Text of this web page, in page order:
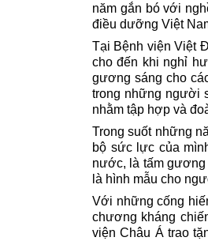
năm gắn bó với
điều dưỡng Việt
Tại Bệnh viện Việt
cho đến khi nghỉ
gương sáng cho
trong những người
nhằm tập hợp và
Trong suốt những
bộ sức lực của
nước, là tấm gương
là hình mẫu cho
Với những cống
chương kháng
viện Châu Á trao